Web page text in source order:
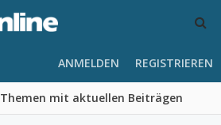
Themen mit aktuellen Beiträgen
ANMELDEN REGISTRIEREN